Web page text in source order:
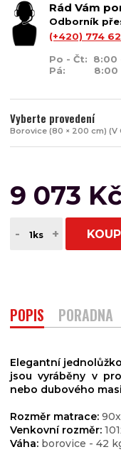
Rád Vám
Odborník
(+420) 774
Po - Čt: 8:00
Pá: 8:00 -
Vyberte provedení
Borovice (80 × 200 cm) (V
9 073
- +
POPIS PORADNA
Elegantní
jsou vyráběny v
nebo dubového
Rozměr matrace:
Venkovní rozměr:
Váha: borovice - 42